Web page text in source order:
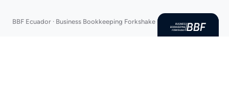
BBF Ecuador · Business Bookkeeping Forkshake